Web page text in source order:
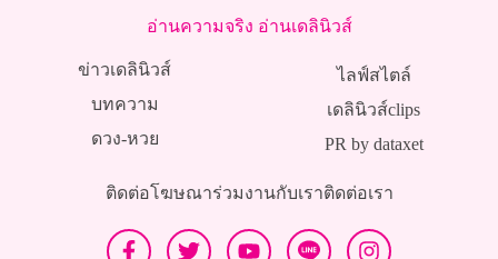
อ่านความจริง อ่านเดลินิวส์
ข่าวเดลินิวส์
บทความ
ดวง-หวย
ไลฟ์สไตล์
เดลินิวส์clips
PR by dataxet
ติดต่อโฆษณาร่วมงานกับเราติดต่อเรา